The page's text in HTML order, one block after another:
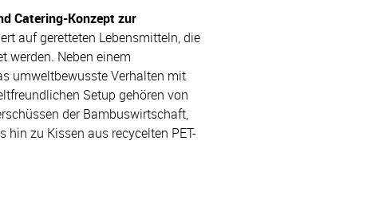
Catering-Konzept zur
auf geretteten Lebensmitteln, die
werden. Neben einem
umweltbewusste Verhalten mit
Setup gehören von
der Bambuswirtschaft,
zu Kissen aus recycelten PET-